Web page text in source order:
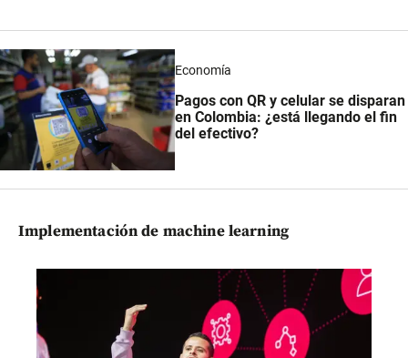
Economía
Pagos con QR y celular se disparan
en Colombia: ¿está llegando el fin
del efectivo?
Implementación de machine learning